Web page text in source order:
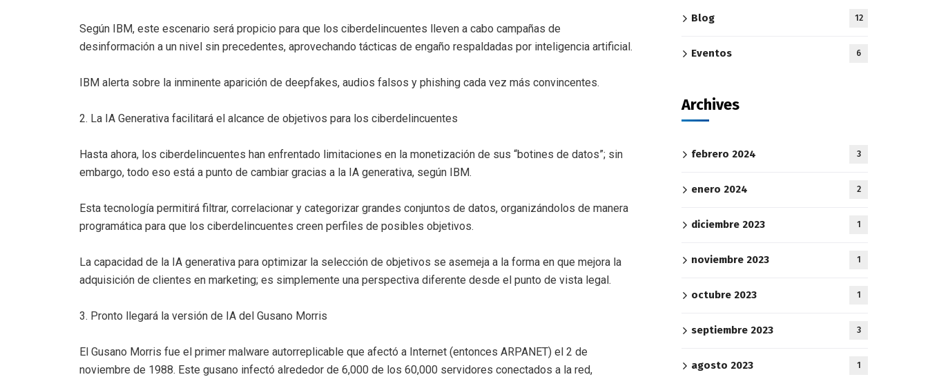
Según IBM, este escenario será propicio para que los ciberdelincuentes lleven a cabo campañas de
desinformación a un nivel sin precedentes, aprovechando tácticas de engaño respaldadas por inteligencia artificial.
IBM alerta sobre la inminente aparición de deepfakes, audios falsos y phishing cada vez más convincentes.
2. La IA Generativa facilitará el alcance de objetivos para los ciberdelincuentes
Hasta ahora, los ciberdelincuentes han enfrentado limitaciones en la monetización de sus “botines de datos”; sin
embargo, todo eso está a punto de cambiar gracias a la IA generativa, según IBM.
Esta tecnología permitirá filtrar, correlacionar y categorizar grandes conjuntos de datos, organizándolos de manera
programática para que los ciberdelincuentes creen perfiles de posibles objetivos.
La capacidad de la IA generativa para optimizar la selección de objetivos se asemeja a la forma en que mejora la
adquisición de clientes en marketing; es simplemente una perspectiva diferente desde el punto de vista legal.
3. Pronto llegará la versión de IA del Gusano Morris
El Gusano Morris fue el primer malware autorreplicable que afectó a Internet (entonces ARPANET) el 2 de
noviembre de 1988. Este gusano infectó alrededor de 6,000 de los 60,000 servidores conectados a la red,
Blog 12
Eventos 6
Archives
febrero 2024 3
enero 2024 2
diciembre 2023 1
noviembre 2023 1
octubre 2023 1
septiembre 2023 3
agosto 2023 1